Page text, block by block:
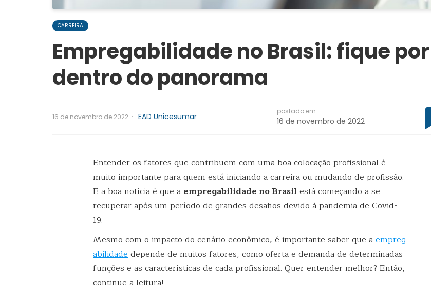
CARREIRA
Empregabilidade no Brasil: fique por
dentro do panorama
16 de novembro de 2022 · EAD Unicesumar
postado em
16 de novembro de 2022
Entender os fatores que contribuem com uma boa colocação profissional é
muito importante para quem está iniciando a carreira ou mudando de profissão.
E a boa notícia é que a empregabilidade no Brasilestá começando a se
recuperar após um período de grandes desafios devido à pandemia de Covid-
19.
Mesmo com o impacto do cenário econômico, é importante saber que aempreg
abilidadedepende de muitos fatores, como oferta e demanda de determinadas
funções e as características de cada profissional. Quer entender melhor? Então,
continue a leitura!